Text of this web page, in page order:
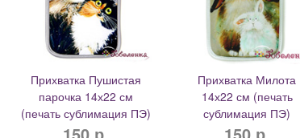
Прихватка Пушистая
парочка 14х22 см
(печать сублимация ПЭ)
Прихватка Милота
14х22 см (печать
сублимация ПЭ)